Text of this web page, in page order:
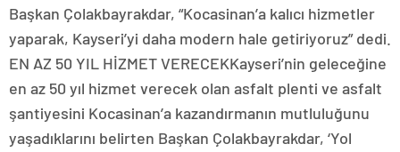
Başkan Çolakbayrakdar, “Kocasinan’a kalıcı hizmetler
yaparak, Kayseri’yi daha modern hale getiriyoruz” dedi.
EN AZ 50 YIL HİZMET VERECEKKayseri’nin geleceğine
en az 50 yıl hizmet verecek olan asfalt plenti ve asfalt
şantiyesini Kocasinan’a kazandırmanın mutluluğunu
yaşadıklarını belirten Başkan Çolakbayrakdar, ‘Yol